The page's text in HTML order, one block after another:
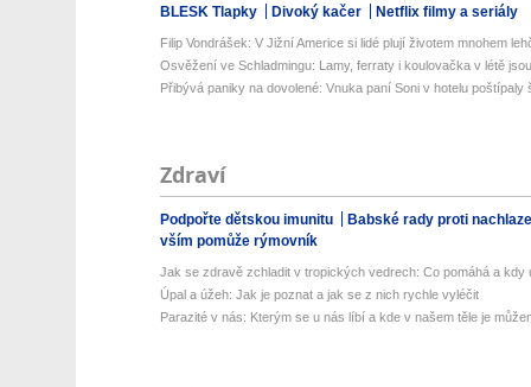
BLESK Tlapky Divoký kačer Netflix filmy a seriály
Filip Vondrášek: V Jižní Americe si lidé plují životem mnohem
Osvěžení ve Schladmingu: Lamy, ferraty i koulovačka v létě
Přibývá paniky na dovolené: Vnuka paní Soni v hotelu poštípaly
Zdraví
Podpořte dětskou imunitu
Babské rady proti
vším pomůže rýmovník
Jak se zdravě zchladit v tropických vedrech: Co pomáhá a kdy
Úpal a úžeh: Jak je poznat a jak se z nich rychle vyléčit
Parazité v nás: Kterým se u nás líbí a kde v našem těle je